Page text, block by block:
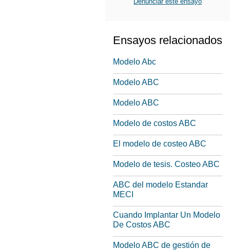
Ensayos relacionados
Modelo Abc
Modelo ABC
Modelo ABC
Modelo de costos ABC
El modelo de costeo ABC
Modelo de tesis. Costeo ABC
ABC del modelo Estandar
MECI
Cuando Implantar Un Modelo
De Costos ABC
Modelo ABC de gestión de